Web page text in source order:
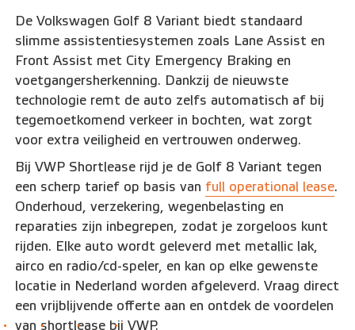
De Volkswagen Golf 8 Variant biedt standaard
slimme assistentiesystemen zoals Lane Assist en
Front Assist met City Emergency Braking en
voetgangersherkenning. Dankzij de nieuwste
technologie remt de auto zelfs automatisch af bij
tegemoetkomend verkeer in bochten, wat zorgt
voor extra veiligheid en vertrouwen onderweg.
Bij VWP Shortlease rijd je de Golf 8 Variant tegen
een scherp tarief op basis van full operational lease.
Onderhoud, verzekering, wegenbelasting en
reparaties zijn inbegrepen, zodat je zorgeloos kunt
rijden. Elke auto wordt geleverd met metallic lak,
airco en radio/cd-speler, en kan op elke gewenste
locatie in Nederland worden afgeleverd. Vraag direct
een vrijblijvende offerte aan en ontdek de voordelen
van shortlease bij VWP.